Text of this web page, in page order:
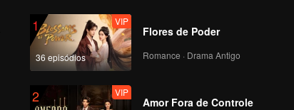
1
36 episódios
VIP
Flores de Poder
Romance · Drama Antigo
2 VIP
Amor Fora de Controle